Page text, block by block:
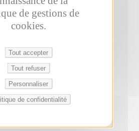
de gestions de
cookies.
Tout accepter
Tout refuser
Personnaliser
de confidentialité